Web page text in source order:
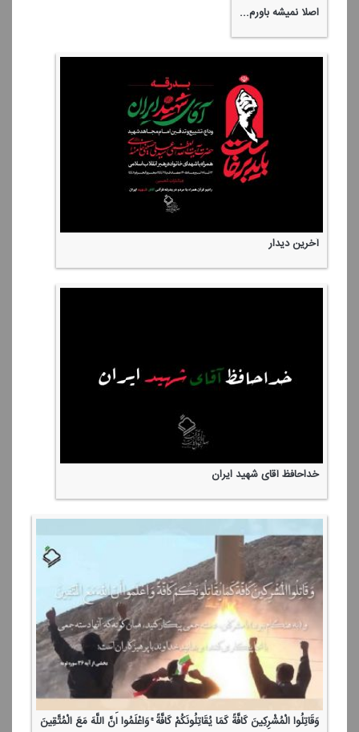
اصلا نمیشه باورم...
آخرین دیدار
خداحافظ آقای شهید ایران
وَقَاتِلُوا الْمُشْرِكِینَ كَافَّةً كَمَا یُقَاتِلُونَكُمْ كَافَّةً ۚ وَاعْلَمُوا أَنَّ اللَّهَ مَعَ الْمُتَّقِینَ